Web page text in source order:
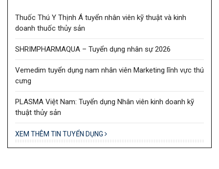
Thuốc Thú Y Thịnh Á tuyển nhân viên kỹ thuật và kinh
doanh thuốc thủy sản
SHRIMPHARMAQUA – Tuyển dụng nhân sự 2026
Vemedim tuyển dụng nam nhân viên Marketing lĩnh vực thú
cưng
PLASMA Việt Nam: Tuyển dụng Nhân viên kinh doanh kỹ
thuật thủy sản
XEM THÊM TIN TUYỂN DỤNG